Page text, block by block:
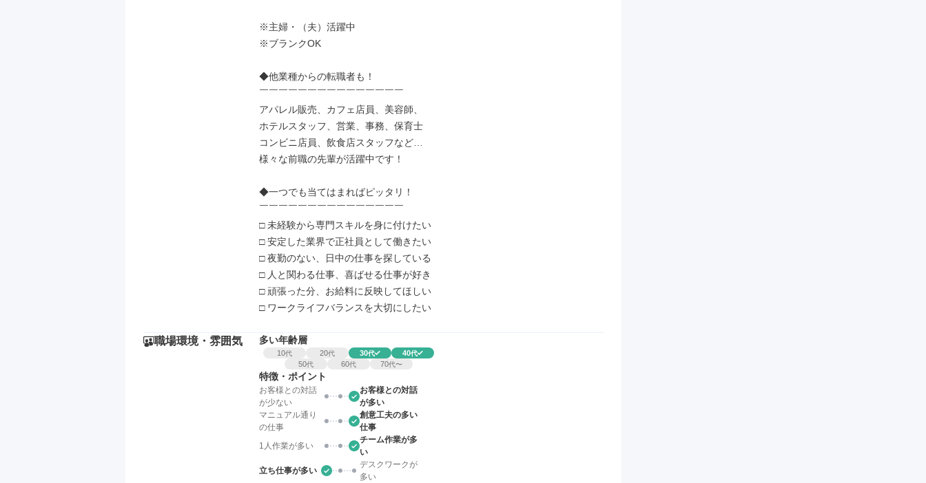
※主婦・（夫）活躍中
※ブランクOK
◆他業種からの転職者も！
￣￣￣￣￣￣￣￣￣￣￣￣￣￣￣
アパレル販売、カフェ店員、美容師、
ホテルスタッフ、営業、事務、保育士
コンビニ店員、飲食店スタッフなど…
様々な前職の先輩が活躍中です！
◆一つでも当てはまればピッタリ！
￣￣￣￣￣￣￣￣￣￣￣￣￣￣￣
□ 未経験から専門スキルを身に付けたい
□ 安定した業界で正社員として働きたい
□ 夜勤のない、日中の仕事を探している
□ 人と関わる仕事、喜ばせる仕事が好き
□ 頑張った分、お給料に反映してほしい
□ ワークライフバランスを大切にしたい
職場環境・雰囲気 多い年齢層
10代 20代 30代 40代
50代 60代 70代〜
特徴・ポイント
お客様との対話
が少ない
お客様との対話
が多い
マニュアル通り
の仕事
創意工夫の多い
仕事
1人作業が多い
チーム作業が多
い
立ち仕事が多い
デスクワークが
多い